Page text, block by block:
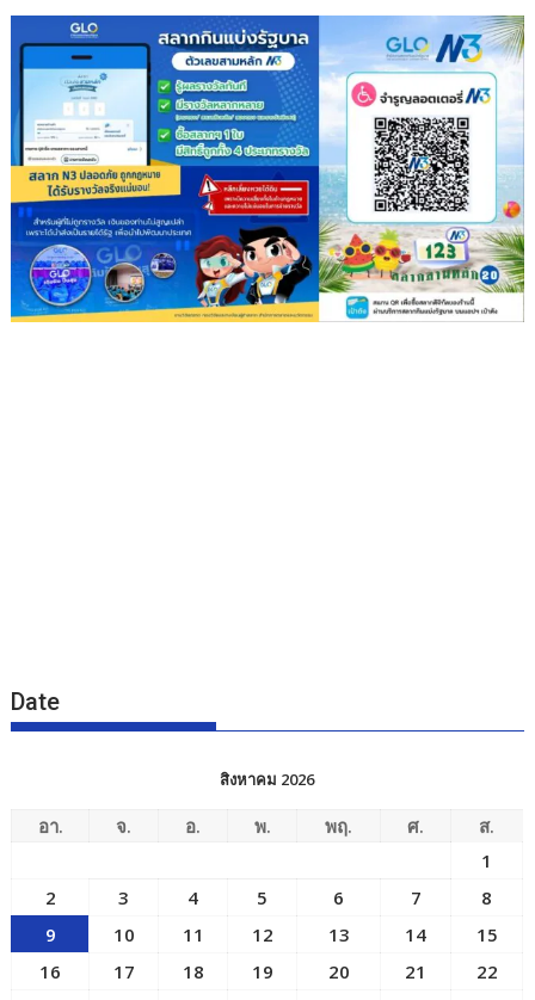
Date
สิงหาคม 2026
อา. จ. อ. พ. พฤ. ศ.
ส.
1
2
3 4 5 6 7
8
9
10 11 12 13 14
15
16
17 18 19 20 21
22